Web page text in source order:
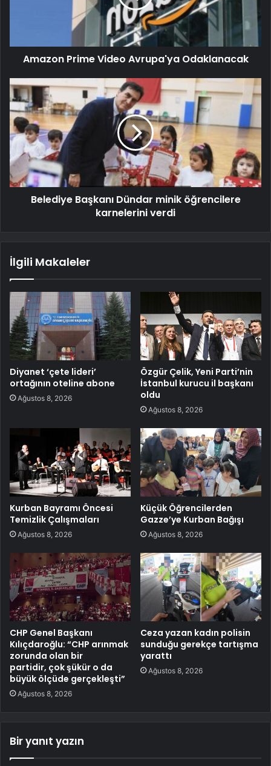
Amazon Prime Video Avrupa'ya Odaklanacak
Belediye Başkanı Dündar minik öğrencilere
karnelerini verdi
İlgili Makaleler
Diyanet ‘çete lideri’
ortağının oteline abone
Ağustos 8, 2026
Özgür Çelik, Yeni Parti’nin
İstanbul kurucu il başkanı
oldu
Ağustos 8, 2026
Kurban Bayramı Öncesi
Temizlik Çalışmaları
Ağustos 8, 2026
Küçük Öğrencilerden
Gazze’ye Kurban Bağışı
Ağustos 8, 2026
CHP Genel Başkanı
Kılıçdaroğlu: “CHP arınmak
zorunda olan bir
partidir, çok şükür o da
büyük ölçüde gerçekleşti”
Ağustos 8, 2026
Ceza yazan kadın polisin
sunduğu gerekçe tartışma
yarattı
Ağustos 8, 2026
Bir yanıt yazın